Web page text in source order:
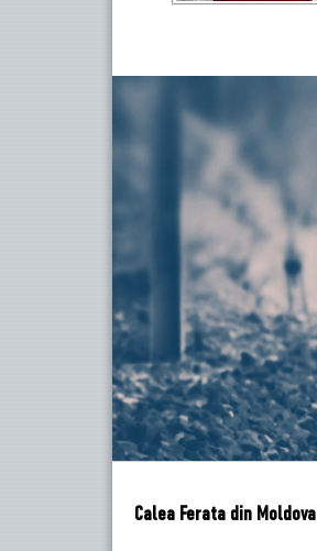
Calea Ferata din Moldova